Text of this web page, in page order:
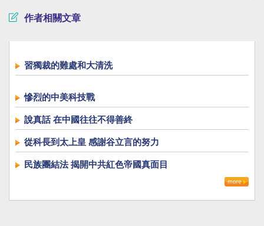
作者相關文章
習獨裁的難處和大清洗
慘烈的中美科技戰
說真話 在中國往往不得善終
從科長到太上皇 感謝谷立言的努力
民族團結法 揭開中共紅色帝國真面目